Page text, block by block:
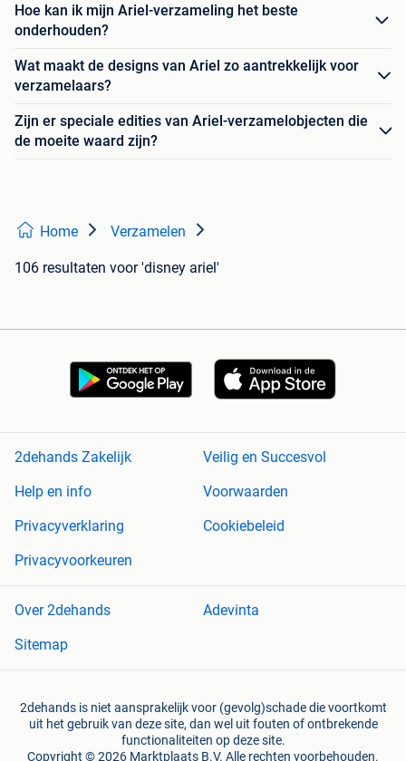
Hoe kan ik mijn Ariel-verzameling het beste
onderhouden?
Wat maakt de designs van Ariel zo aantrekkelijk voor
verzamelaars?
Zijn er speciale edities van Ariel-verzamelobjecten die
de moeite waard zijn?
Home Verzamelen
106 resultaten voor 'disney ariel'
2dehands Zakelijk
Veilig en Succesvol
Help en info
Voorwaarden
Privacyverklaring
Cookiebeleid
Privacyvoorkeuren
Over 2dehands
Adevinta
Sitemap
2dehands is niet aansprakelijk voor (gevolg)schade die voortkomt
uit het gebruik van deze site, dan wel uit fouten of ontbrekende
functionaliteiten op deze site.
Copyright © 2026 Marktplaats B.V. Alle rechten voorbehouden.